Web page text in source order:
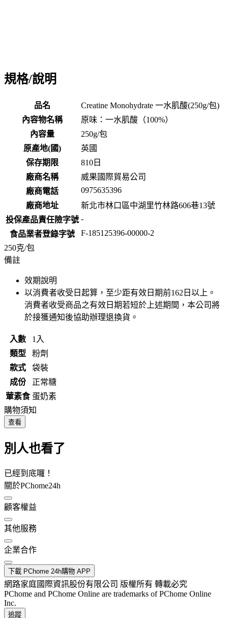
規格/說明
品名
Creatine Monohydrate 一水肌酸(250g/包)
內容物名稱
原味：一水肌酸（100%）
內容量
250g/包
原產地(國)
英國
保存期限
810 日
廠商名稱
威果國際貿易公司
廠商電話
0975635396
廠商地址
新北市林口區中湖里竹林路606巷13號
投保產品責任險字號 -
食品業者登錄字號
F-185125396-00000-2
250克/包
備註
效期說明
以消費者收受日起算，至少距有效日期前162 日以上。
消費者收受商品之有效日期若短於上述期間，本公司將
於接獲通知後協助辦理退換貨。
入數
1入
類型
粉劑
款式
袋裝
成份
正常糖
葷素食 蛋奶素
購物須知
查看
別人也看了
已經到底囉！
關於PChome24h
顧客權益
其他服務
企業合作
下載 PChome 24h購物 APP
網路家庭國際資訊股份有限公司 版權所有 轉載必究
PChome and PChome Online are trademarks of PChome Online
Inc.
追蹤